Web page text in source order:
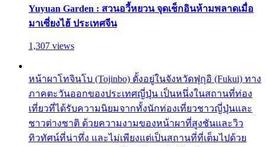
Yuyuan Garden : สวนอวี้หยวน จุดเช็กอินห้ามพลาดเมื่อ
มาเซี่ยงไฮ้ ประเทศจีน
1,307 views
หน้าผาโทจินโบ (Tojinbo) ตั้งอยู่ในจังหวัดฟุกุอิ (Fukui) ทาง
ภาคตะวันออกของประเทศญี่ปุ่น เป็นหนึ่งในสถานที่ท่อง
เที่ยวที่ได้รับความนิยมจากทั้งนักท่องเที่ยวชาวญี่ปุ่นและ
ชาวต่างชาติ ด้วยความงามของหน้าผาที่สูงชันและวิว
ทิวทัศน์ที่น่าทึ่ง และไม่เพียงแต่เป็นสถานที่ที่เต็มไปด้วย